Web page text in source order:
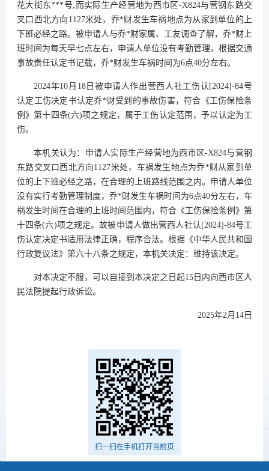
花大街东***号,而实际生产经营地为西市区-X824与营钢东路交
叉口西北方向1127米处，乔*财发生车祸地点为从家到单位的上
下班必经之路。被申请人与乔*财家属、工友调查了解，乔*财上
班时间为每天早七点左右，申请人单位没有考勤管理，根据交通
事故责任认定书记载，乔*财发生车祸时间为6点40分左右。
2024年10月18日被申请人作出营西人社工伤认[2024]-84号
认定工伤决定书认定乔*财受到的事故伤害，符合《工伤保险条
例》第十四条(六)项之规定，属于工伤认定范围，予以认定为工
伤。
本机关认为：申请人实际生产经营地为西市区-X824与营钢
东路交叉口西北方向1127米处，车祸发生地点为乔*财从家到单
位的上下班必经之路，在合理的上班路线范围之内。申请人单位
没有实行考勤管理制度，乔*财发生车祸时间为6点40分左右，车
祸发生时间在合理的上班时间范围内，符合《工伤保险条例》第
十四条(六)项之规定。故被申请人做出营西人社认[2024]-84号工
伤认定决定书适用法律正确，程序合法。根据《中华人民共和国
行政复议法》第六十八条之规定，本机关决定：维持该决定。
对本决定不服，可以自接到本决定之日起15日内向西市区人
民法院提起行政诉讼。
2025年2月14日
扫一扫在手机打开当前页